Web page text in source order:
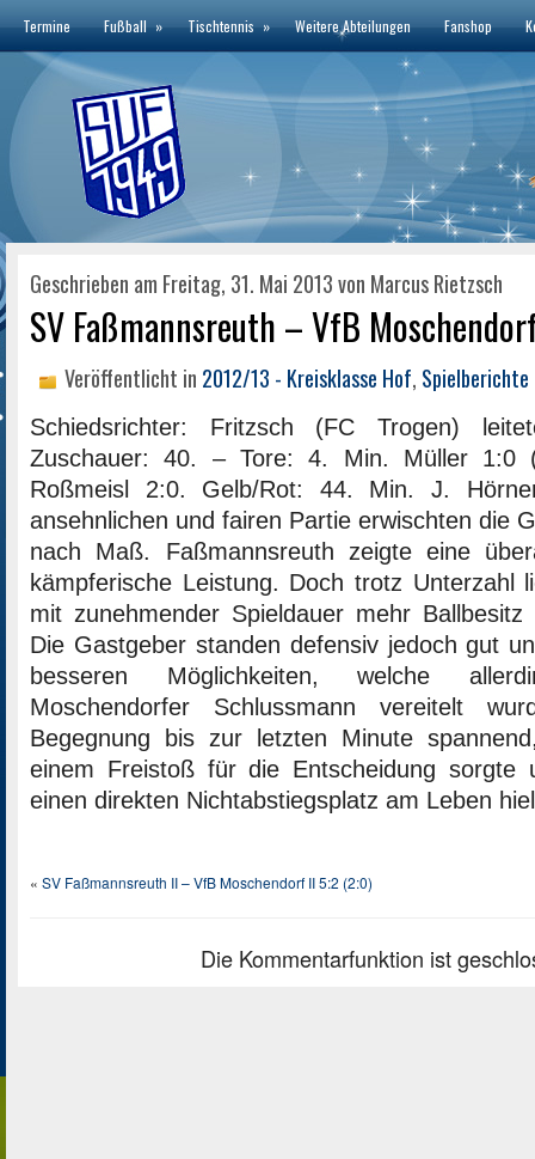
Termine Fußball » Tischtennis » Weitere Abteilungen Fanshop
Geschrieben am Freitag, 31. Mai 2013 von Marcus Rietzsch
SV Faßmannsreuth – VfB
Veröffentlicht in 2012/13 - Kreisklasse Hof, Spielberichte
Schiedsrichter: Fritzsch (FC Trogen)
Zuschauer: 40. – Tore: 4. Min. Müller 1:0
Roßmeisl 2:0. Gelb/Rot: 44. Min. J.
ansehnlichen und fairen Partie erwischten die
nach Maß. Faßmannsreuth zeigte eine
kämpferische Leistung. Doch trotz Unterzahl
mit zunehmender Spieldauer mehr
Die Gastgeber standen defensiv jedoch gut
besseren Möglichkeiten, welche
Moschendorfer Schlussmann vereitelt
Begegnung bis zur letzten Minute
einem Freistoß für die Entscheidung sorgte
einen direkten Nichtabstiegsplatz am Leben
« SV Faßmannsreuth II – VfB Moschendorf II 5:2 (2:0)
Die Kommentarfunktion ist